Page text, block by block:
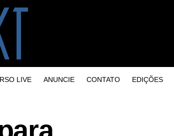
LIVE ANUNCIE CONTATO EDIÇÕES